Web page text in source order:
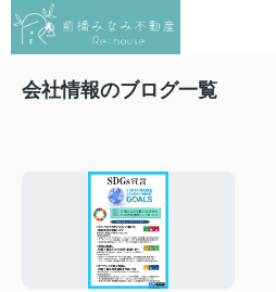
会社情報のブログ一覧